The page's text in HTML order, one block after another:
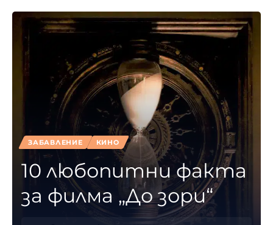
ЗАБАВЛЕНИЕ КИНО
10 любопитни факта
за филма „До зори“